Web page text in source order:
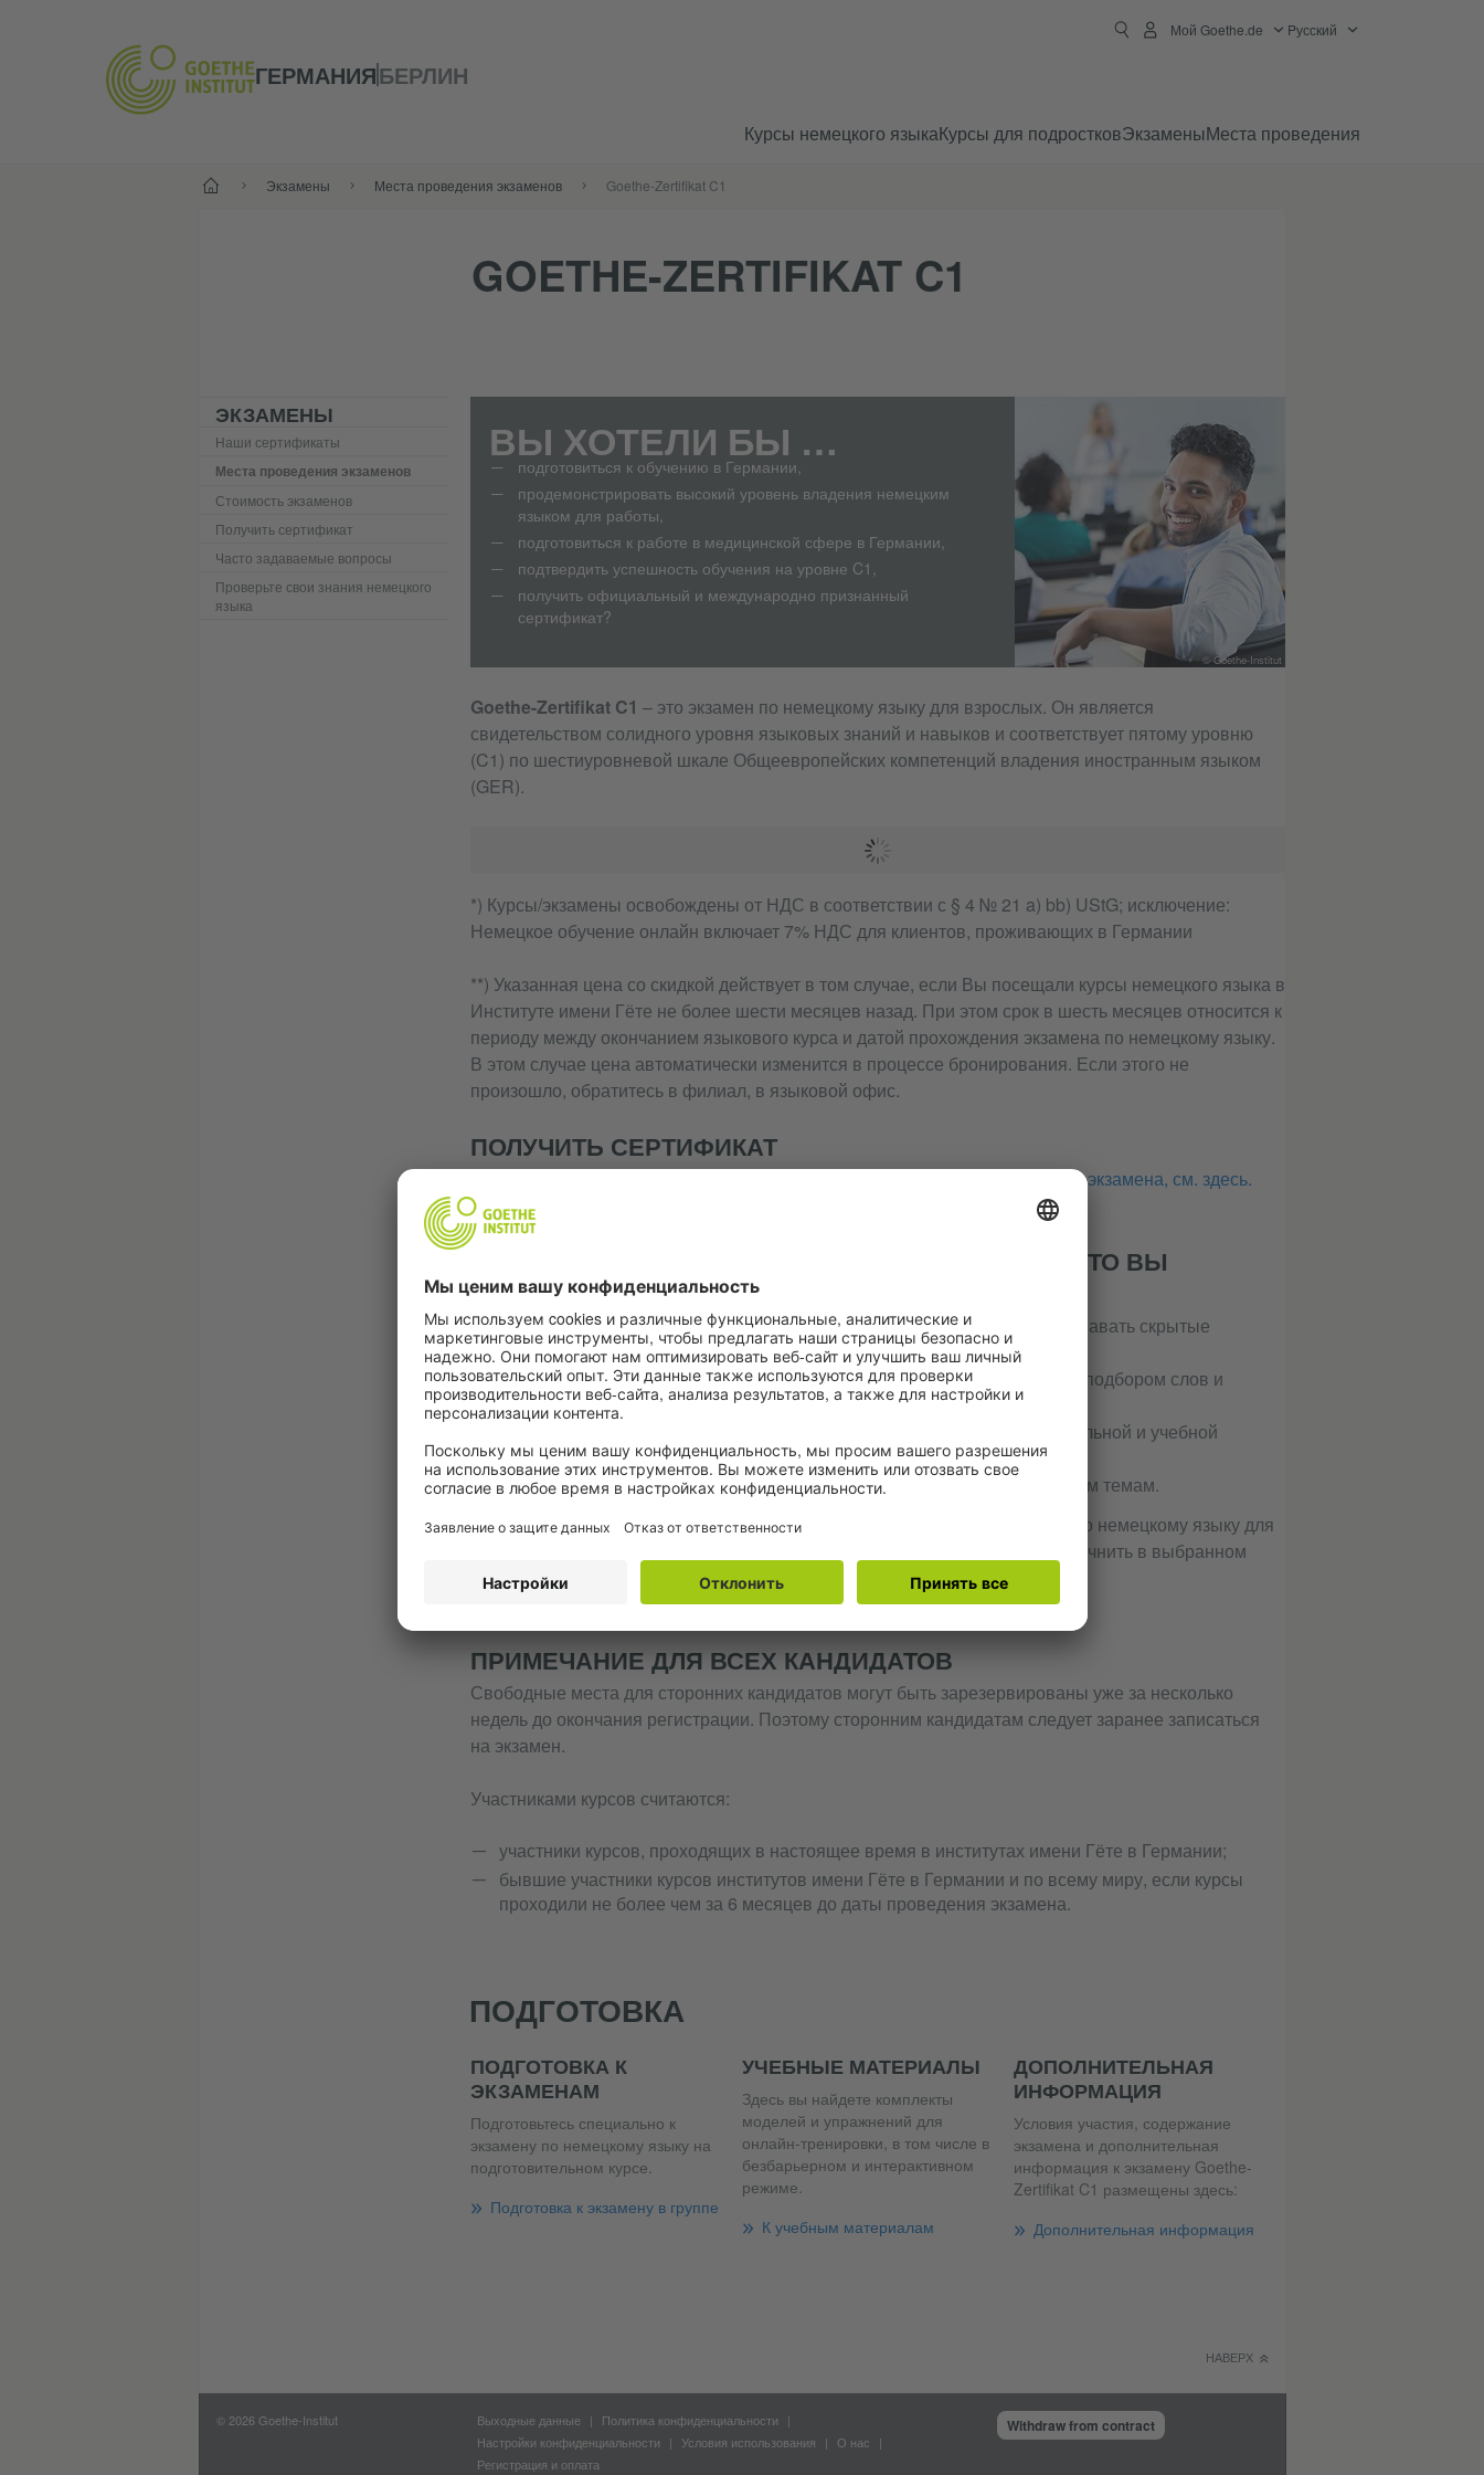
ГЕРМАНИЯБЕРЛИН
Мой Goethe.de Pусский
Курсы немецкого языкаКурсы для подростковЭкзаменыМеста проведения
-- Экзамены Места проведения экзаменов Goethe-Zertifikat C1
ЭКЗАМЕНЫ
Наши сертификаты
Места проведения экзаменов
Стоимость экзаменов
Получить сертификат
Часто задаваемые вопросы
Проверьте свои знания немецкого
языка
GOETHE-ZERTIFIKAT C1
© Goethe-Institut
ВЫ ХОТЕЛИ БЫ …
подготовиться к обучению в Германии,
продемонстрировать высокий уровень владения немецким
языком для работы,
подготовиться к работе в медицинской сфере в Германии,
подтвердить успешность обучения на уровне C1,
получить официальный и международно признанный
сертификат?
Goethe-Zertifikat C1 – это экзамен по немецкому языку для взрослых. Он является
свидетельством солидного уровня языковых знаний и навыков и соответствует пятому уровню
(C1) по шестиуровневой шкале Общеевропейских компетенций владения иностранным языком
(GER).
*) Курсы/экзамены освобождены от НДС в соответствии с § 4 № 21 a) bb) UStG; исключение:
Немецкое обучение онлайн включает 7% НДС для клиентов, проживающих в Германии
**) Указанная цена со скидкой действует в том случае, если Вы посещали курсы немецкого языка в
Институте имени Гёте не более шести месяцев назад. При этом срок в шесть месяцев относится к
периоду между окончанием языкового курса и датой прохождения экзамена по немецкому языку.
В этом случае цена автоматически изменится в процессе бронирования. Если этого не
произошло, обратитесь в филиал, в языковой офис.
ПОЛУЧИТЬ СЕРТИФИКАТ
Информацию о том, как и когда вы получите свой сертификат после сдачи экзамена, см. здесь.
УСПЕШНАЯ СДАЧА ЭКЗАМЕНА ГОВОРИТ О ТОМ, ЧТО ВЫ
МОЖЕТЕ ...
понимать объемные сложные тексты разнообразной тематики, распознавать скрытые
смыслы.
говорить бегло, без подготовки, не испытывая видимых затруднений с подбором слов и
выражений,
гибко и эффективно использовать язык в общественной, профессиональной и учебной
деятельности,
четко, подробно и структурированно выражать свое мнение по сложным темам.
Информацию о возможности освобождения от вступительного экзамена по немецкому языку для
иностранных студентов при наличии Гёте-сертификата С1 необходимо уточнить в выбранном
высшем учебном заведении или колледже.
ПРИМЕЧАНИЕ ДЛЯ ВСЕХ КАНДИДАТОВ
Свободные места для сторонних кандидатов могут быть зарезервированы уже за несколько
недель до окончания регистрации. Поэтому сторонним кандидатам следует заранее записаться
на экзамен.
Участниками курсов считаются:
участники курсов, проходящих в настоящее время в институтах имени Гёте в Германии;
бывшие участники курсов институтов имени Гёте в Германии и по всему миру, если курсы
проходили не более чем за 6 месяцев до даты проведения экзамена.
ПОДГОТОВКА
ПОДГОТОВКА К
ЭКЗАМЕНАМ
Подготовьтесь специально к
экзамену по немецкому языку на
подготовительном курсе.
Подготовка к экзамену в группе
УЧЕБНЫЕ МАТЕРИАЛЫ
Здесь вы найдете комплекты
моделей и упражнений для
онлайн-тренировки, в том числе в
безбарьерном и интерактивном
режиме.
К учебным материалам
ДОПОЛНИТЕЛЬНАЯ
ИНФОРМАЦИЯ
Условия участия, содержание
экзамена и дополнительная
информация к экзамену Goethe-
Zertifikat C1 размещены здесь:
Дополнительная информация
НАВЕРХ
© 2026 Goethe-Institut Выходные данные
Политика конфиденциальности
Настройки конфиденциальности
Условия использования
О нас
Регистрация и оплата
Withdraw from contract